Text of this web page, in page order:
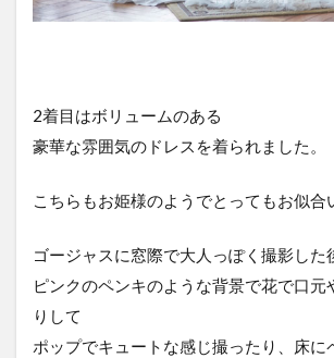
2着目はボリュームのある
豪華な雰囲気のドレスを着られました。
こちらもお姫様のようでとってもお似
ゴージャスに窓際で大人っぽく撮影した
ピンクのペンキのような背景で花で口元
りして
ポップでキュートな感じ撮ったり、床に